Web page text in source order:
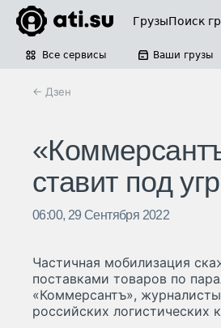
ГрузыПоиск
Все сервисы Ваши грузы
← Дзен
ставит под
06:00, 29 Сентября 2022
Частичная мобилизация
поставками товаров по
«Коммерсантъ»,
российских логистических